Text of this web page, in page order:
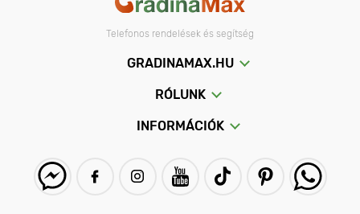
Telefonos rendelések és segítség
GRADINAMAX.HU
RÓLUNK
INFORMÁCIÓK